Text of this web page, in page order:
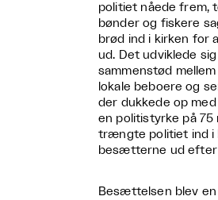
politiet nåede frem,
bønder og fiskere
brød ind i kirken for
ud. Det udviklede
sammenstød
lokale beboere og
der dukkede op
en politistyrke på 75
trængte politiet ind i
besætterne ud efter
Besættelsen blev